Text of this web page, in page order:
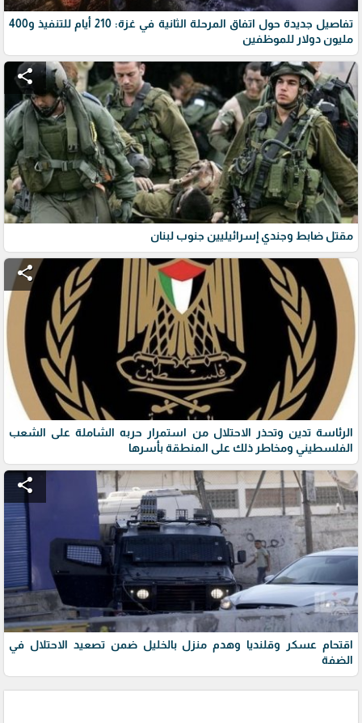
تفاصيل جديدة حول اتفاق المرحلة الثانية في غزة: 210 أيام للتنفيذ و400
مليون دولار للموظفين
share
مقتل ضابط وجندي إسرائيليين جنوب لبنان
share
الرئاسة تدين وتحذر الاحتلال من استمرار حربه الشاملة على الشعب
الفلسطيني ومخاطر ذلك على المنطقة بأسرها
share
اقتحام عسكر وقلنديا وهدم منزل بالخليل ضمن تصعيد الاحتلال في
الضفة